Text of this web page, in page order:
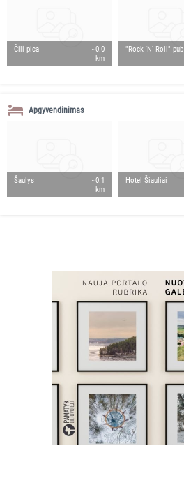
Čili pica
~0.0
km
"Rock 'N' Roll" pub
Apgyvendinimas
Šaulys
~0.1
km
Hotel Šiauliai